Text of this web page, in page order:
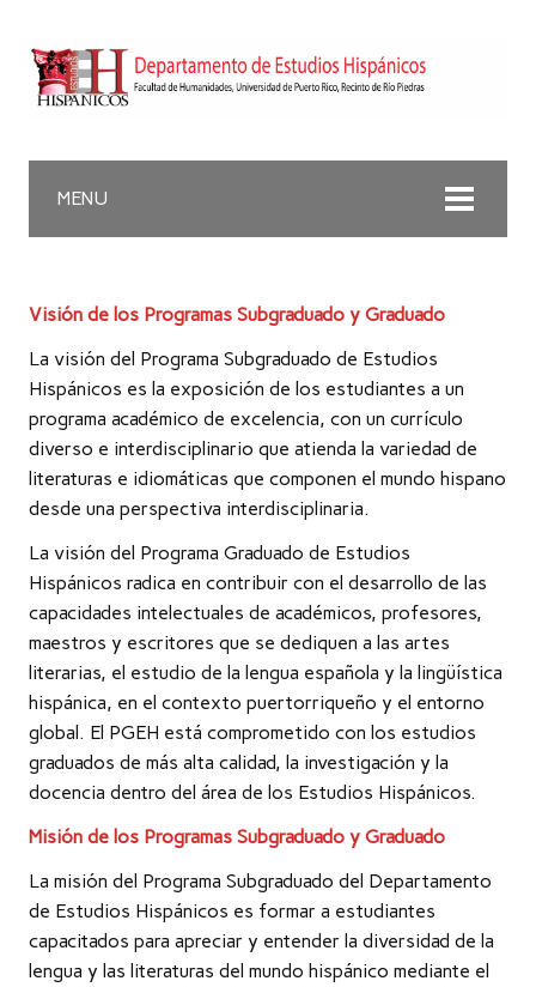
MENU
Visión de los Programas Subgraduado y Graduado
La visión del Programa Subgraduado de Estudios
Hispánicos es la exposición de los estudiantes a un
programa académico de excelencia, con un currículo
diverso e interdisciplinario que atienda la variedad de
literaturas e idiomáticas que componen el mundo hispano
desde una perspectiva interdisciplinaria.
La visión del Programa Graduado de Estudios
Hispánicos radica en contribuir con el desarrollo de las
capacidades intelectuales de académicos, profesores,
maestros y escritores que se dediquen a las artes
literarias, el estudio de la lengua española y la lingüística
hispánica, en el contexto puertorriqueño y el entorno
global. El PGEH está comprometido con los estudios
graduados de más alta calidad, la investigación y la
docencia dentro del área de los Estudios Hispánicos.
Misión de los Programas Subgraduado y Graduado
La misión del Programa Subgraduado del Departamento
de Estudios Hispánicos es formar a estudiantes
capacitados para apreciar y entender la diversidad de la
lengua y las literaturas del mundo hispánico mediante el